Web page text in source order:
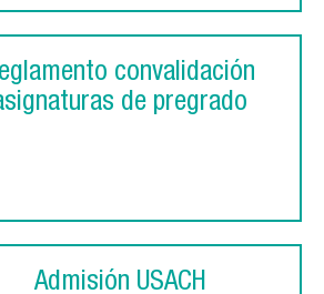
convalidación
de pregrado
Admisión USACH